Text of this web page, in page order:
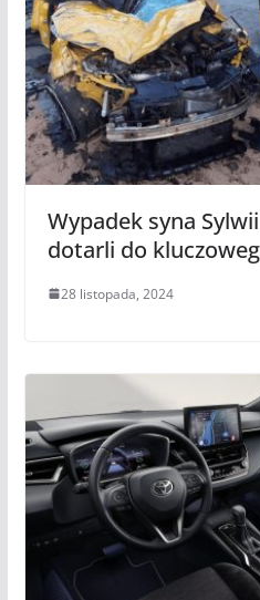
Wypadek syna
dotarli do
28 listopada, 2024